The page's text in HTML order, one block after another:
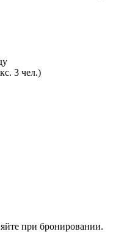
3 чел.)
при бронировании.